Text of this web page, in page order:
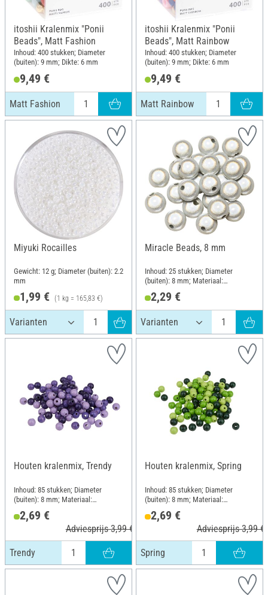
itoshii Kralenmix "Ponii
Beads", Matt Fashion
Inhoud: 400 stukken; Diameter
(buiten): 9 mm; Dikte: 6 mm
9,49 €
Matt Fashion
itoshii Kralenmix "Ponii
Beads", Matt Rainbow
Inhoud: 400 stukken; Diameter
(buiten): 9 mm; Dikte: 6 mm
9,49 €
Matt Rainbow
Miyuki Rocailles
Gewicht: 12 g; Diameter (buiten): 2.2
mm
1,99 € (1 kg = 165,83 €)
Miracle Beads, 8 mm
Inhoud: 25 stukken; Diameter
(buiten): 8 mm; Materiaal:
Kunststof
2,29 €
Houten kralenmix, Trendy
Inhoud: 85 stukken; Diameter
(buiten): 8 mm; Materiaal:
Beukenhout
2,69 €
Adviesprijs 3,99 €
Trendy
Houten kralenmix, Spring
Inhoud: 85 stukken; Diameter
(buiten): 8 mm; Materiaal:
Beukenhout
2,69 €
Adviesprijs 3,99 €
Spring